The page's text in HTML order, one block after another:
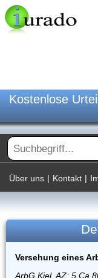
Kostenlose
Über uns | Kontakt |
Versehung eines
ArbG Kiel, AZ: 5 Ca